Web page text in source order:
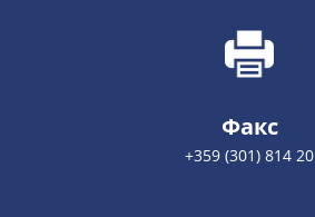
Факс
+359 (301) 814 20